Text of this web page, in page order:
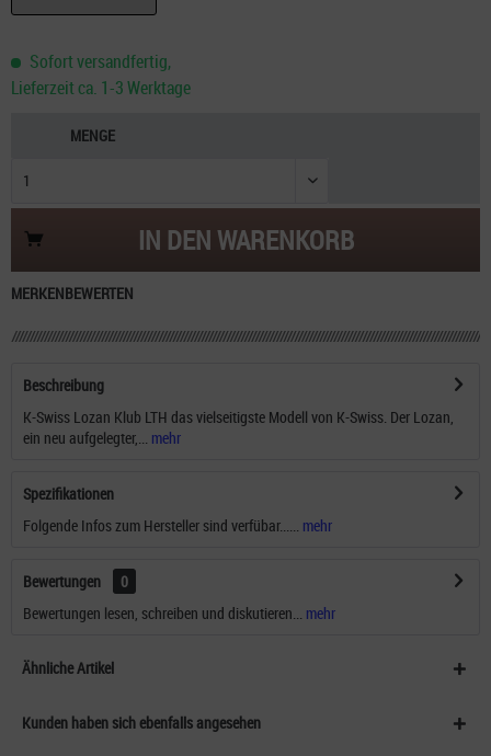
Sofort versandfertig,
Lieferzeit ca. 1-3 Werktage
MENGE
IN DENWARENKORB
MERKENBEWERTEN
Beschreibung
K-Swiss Lozan Klub LTH das vielseitigste Modell von K-Swiss. Der Lozan,
ein neu aufgelegter,...
mehr
Spezifikationen
Folgende Infos zum Hersteller sind verfübar...... mehr
Bewertungen
0
Bewertungen lesen, schreiben und diskutieren...
mehr
Ähnliche Artikel
Kunden haben sich ebenfalls angesehen